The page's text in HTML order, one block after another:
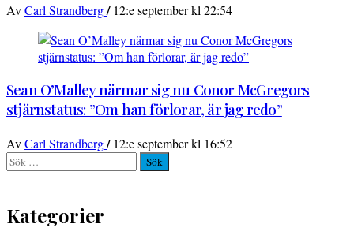
AvCarl Strandberg/ 12:e september kl 22:54
Sean O’Malley närmar sig nu Conor McGregors
stjärnstatus: ”Om han förlorar, är jag redo”
AvCarl Strandberg/ 12:e september kl 16:52
Sök
efter:
Kategorier